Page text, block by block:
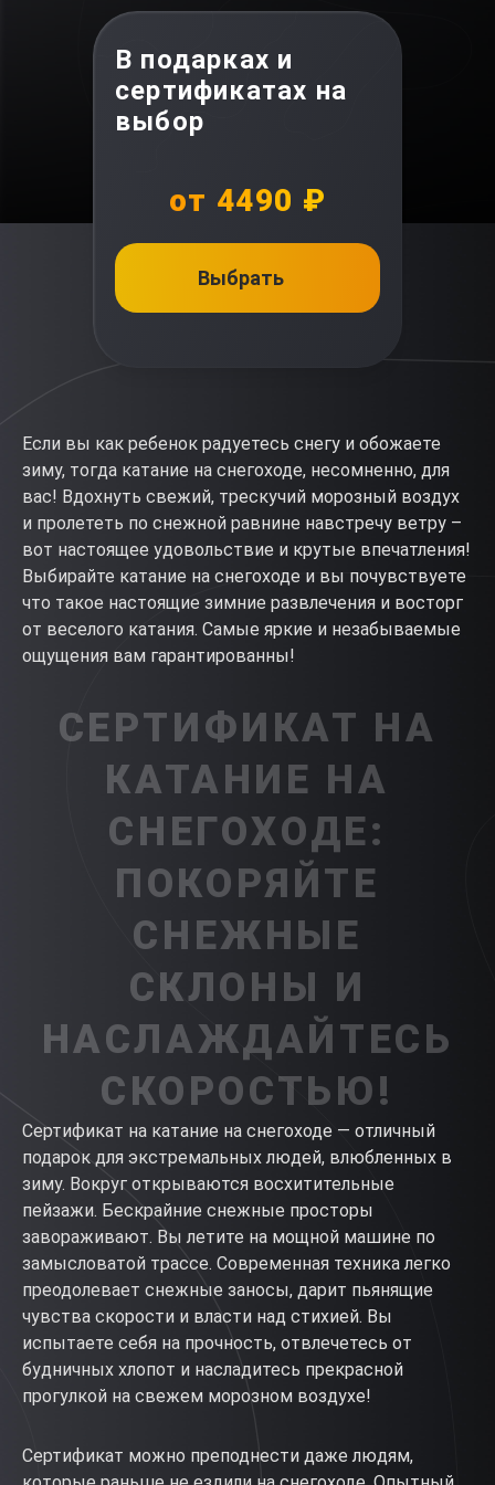
В подарках и
сертификатах на
выбор
от 4490 ₽
Выбрать
Если вы как ребенок радуетесь снегу и обожаете
зиму, тогда катание на снегоходе, несомненно, для
вас! Вдохнуть свежий, трескучий морозный воздух
и пролететь по снежной равнине навстречу ветру –
вот настоящее удовольствие и крутые впечатления!
Выбирайте катание на снегоходе и вы почувствуете
что такое настоящие зимние развлечения и восторг
от веселого катания. Самые яркие и незабываемые
ощущения вам гарантированны!
СЕРТИФИКАТ НА
КАТАНИЕ НА
СНЕГОХОДЕ:
ПОКОРЯЙТЕ
СНЕЖНЫЕ
СКЛОНЫ И
НАСЛАЖДАЙТЕСЬ
СКОРОСТЬЮ!
Сертификат на катание на снегоходе — отличный
подарок для экстремальных людей, влюбленных в
зиму. Вокруг открываются восхитительные
пейзажи. Бескрайние снежные просторы
завораживают. Вы летите на мощной машине по
замысловатой трассе. Современная техника легко
преодолевает снежные заносы, дарит пьянящие
чувства скорости и власти над стихией. Вы
испытаете себя на прочность, отвлечетесь от
будничных хлопот и насладитесь прекрасной
прогулкой на свежем морозном воздухе!
Сертификат можно преподнести даже людям,